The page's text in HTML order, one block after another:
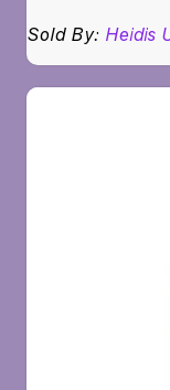
Sold By: Heidis